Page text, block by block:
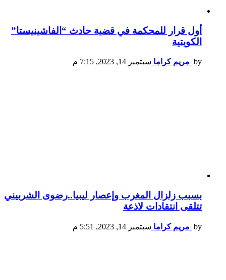
أول قرار للمحكمة في قضية حادث “الفاشينيستا”
الكويتية
by مريم كراما سبتمبر 14, 2023, 7:15 م
بسبب زلزال المغرب وإعصار ليبيا..رضوى الشربيني
تتلقى انتقادات لاذعة
by مريم كراما سبتمبر 14, 2023, 5:51 م